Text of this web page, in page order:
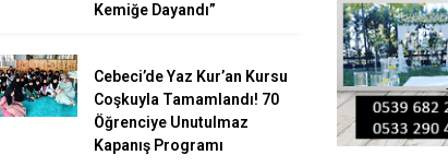
Kemiğe Dayandı”
Cebeci’de Yaz Kur’an Kursu
Coşkuyla Tamamlandı! 70
Öğrenciye Unutulmaz
Kapanış Programı